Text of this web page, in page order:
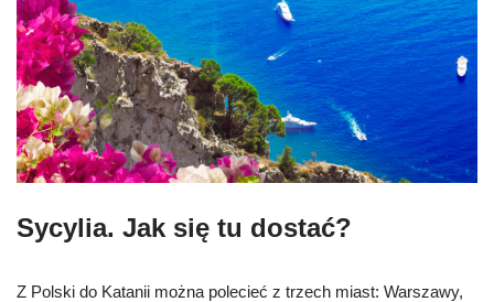
Sycylia. Jak się tu dostać?
Z Polski do Katanii można polecieć z trzech miast: Warszawy,